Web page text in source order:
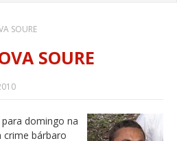
SOURE
SOURE
domingo na
crime bárbaro